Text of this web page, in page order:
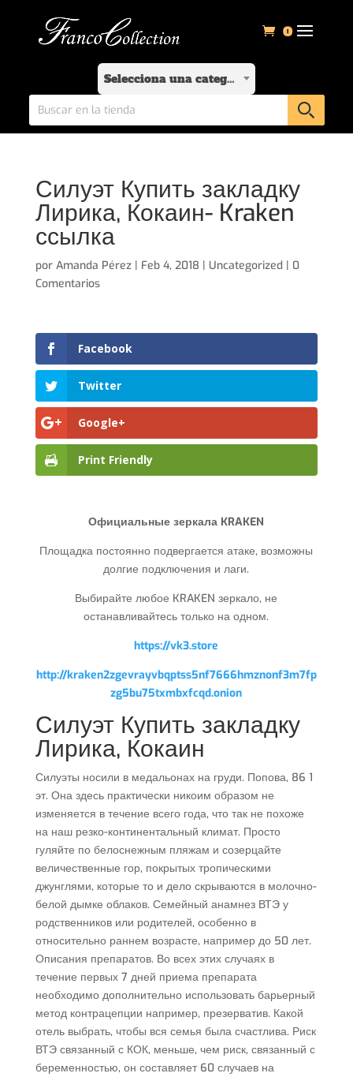
0
Selecciona una categoría
Силуэт Купить закладку
Лирика, Кокаин- Kraken
ссылка
por Amanda Pérez| Feb 4, 2018 | Uncategorized | 0
Comentarios
Facebook
Twitter
Google+
Print Friendly
Официальные зеркала KRAKEN
Площадка постоянно подвергается атаке, возможны
долгие подключения и лаги.
Выбирайте любое KRAKEN зеркало, не
останавливайтесь только на одном.
https://vk3.store
http://kraken2zgevrayvbqptss5nf7666hmznonf3m7fp
zg5bu75txmbxfcqd.onion
Силуэт Купить закладку
Лирика, Кокаин
Силуэты носили в медальонах на груди. Попова, 86 1
эт. Она здесь практически никоим образом не
изменяется в течение всего года, что так не похоже
на наш резко-континентальный климат. Просто
гуляйте по белоснежным пляжам и созерцайте
величественные гор, покрытых тропическими
джунглями, которые то и дело скрываются в молочно-
белой дымке облаков. Семейный анамнез ВТЭ у
родственников или родителей, особенно в
относительно раннем возрасте, например до 50 лет.
Описания препаратов. Во всех этих случаях в
течение первых 7 дней приема препарата
необходимо дополнительно использовать барьерный
метод контрацепции например, презерватив. Какой
отель выбрать, чтобы вся семья была счастлива. Риск
ВТЭ связанный с КОК, меньше, чем риск, связанный с
беременностью, он составляет 60 случаев на